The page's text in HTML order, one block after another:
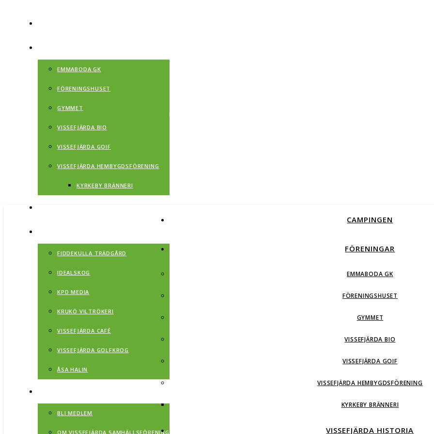
EMMABODA GK
FÖRENINGSHUSET
GYMMET
VISSEFJÄRDA BIO
VISSEFJÄRDA GOIF
VISSEFJÄRDA HEMBYGDSFÖRENING
KYRKEBY BRÄNNERI
FIDDEKULLA TRÄDGÅRD
IDEALSKOG
KPD MEDIA
KRUKÖ VILTRÖKERI
VISSEFJÄRDA CAFÉ
VISSEFJÄRDA GOLFKROG
ÅSA HALIN
BLI MEDLEM
OM VISSEFJÄRDA SAMHÄLLSFÖRENING
CAMPINGEN
FÖRENINGAR
EMMABODA GK
FÖRENINGSHUSET
GYMMET
VISSEFJÄRDA BIO
VISSEFJÄRDA GOIF
VISSEFJÄRDA HEMBYGDSFÖRENING
KYRKEBY BRÄNNERI
VISSEFJÄRDA HISTORIA